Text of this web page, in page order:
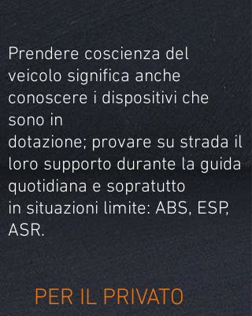
Prendere coscienza del
veicolo significa anche
conoscere i dispositivi che
sono in
dotazione; provare su strada il
loro supporto durante la guida
quotidiana e sopratutto
in situazioni limite: ABS, ESP,
ASR.
PER IL PRIVATO